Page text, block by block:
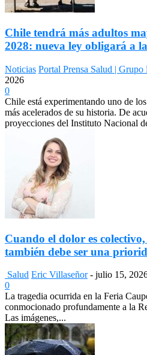
Chile tendrá más adultos
2028: nueva ley obligará a
Noticias Portal Prensa Salud |
2026
0
Chile está experimentando uno de
más acelerados de su historia. De
proyecciones del Instituto Nacional
Cuando el dolor es
también debe ser una
Salud Eric Villaseñor - julio 15,
0
La tragedia ocurrida en la Feria
conmocionado profundamente a la
Las imágenes,...